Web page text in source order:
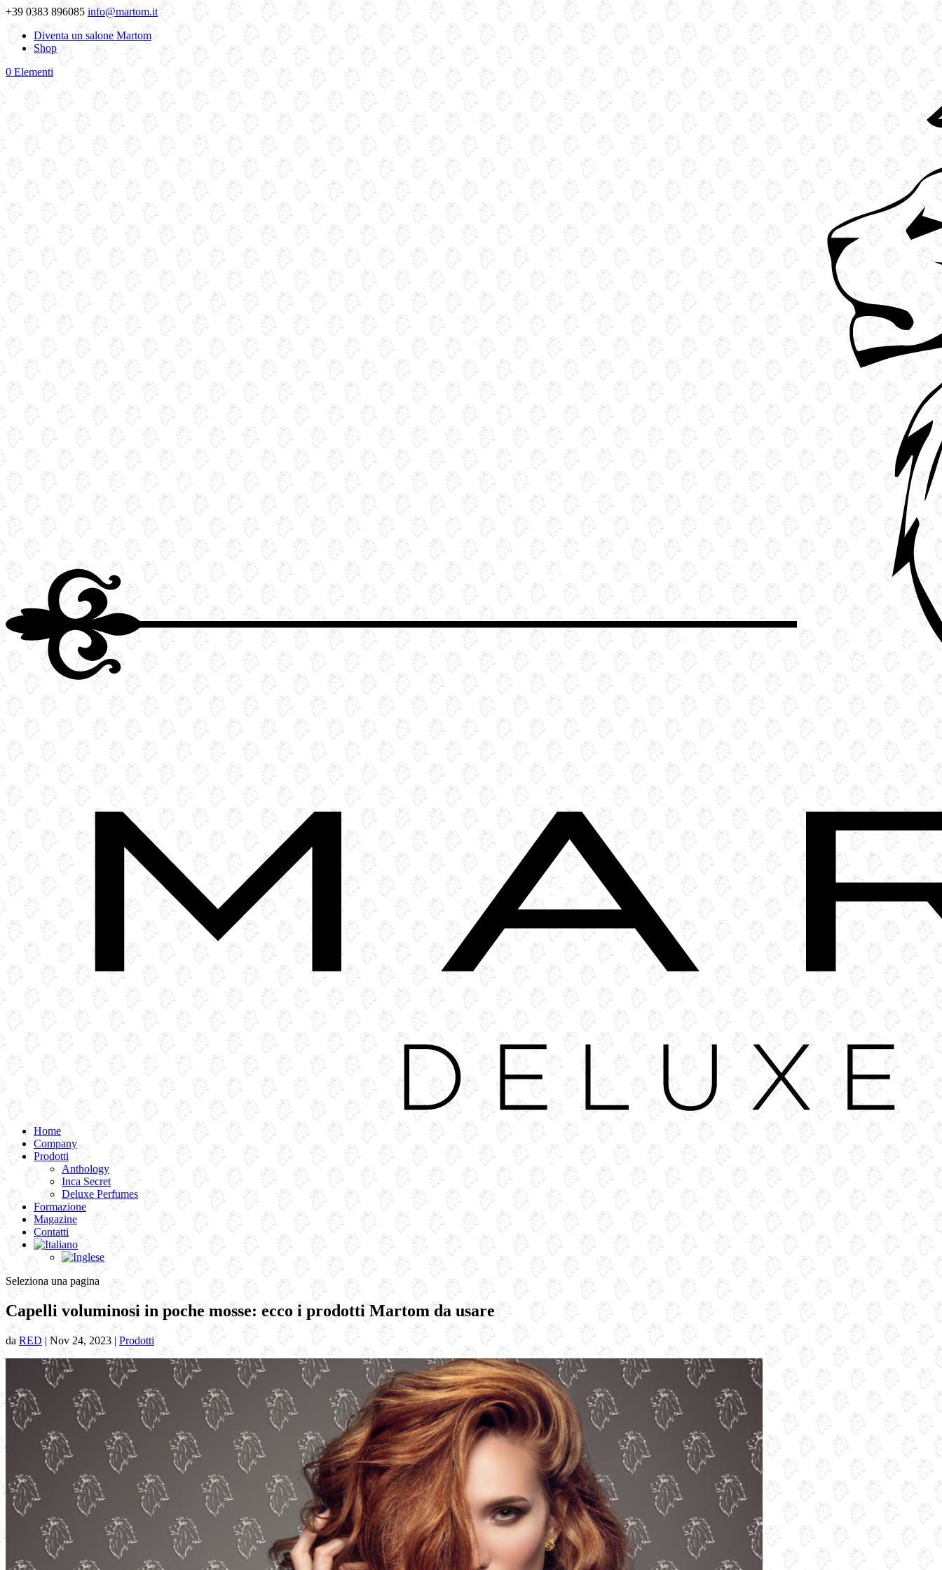
+39 0383 896085 info@martom.it
Diventa un salone Martom
Shop
0 Elementi
Home
Company
Prodotti
Anthology
Inca Secret
Deluxe Perfumes
Formazione
Magazine
Contatti
Seleziona una pagina
Capelli voluminosi in poche mosse: ecco i prodotti Martom da usare
daRED| Nov 24, 2023| Prodotti